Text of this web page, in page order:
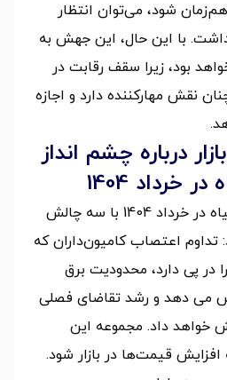
شود، می‌توان انتظار
با این حال، این جهش به
بود، زیرا سقف رقابت در
نقش مهارکننده دارد و اجازه
درباره چشم انداز
1404
به طور کلی، بازار لوله سیاه در خرداد 1404 با سه چالش
تداوم اعتصاب کامیون‌داران که
در پی دارد، محدودیت برق
می دهد و رشد تقاضای فصلی
خواهد داد. مجموعه این
افزایش قیمت‌ها در بازار شود.